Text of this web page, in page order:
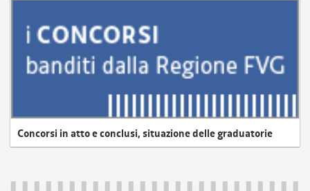
Concorsi in atto e conclusi, situazione delle graduatorie